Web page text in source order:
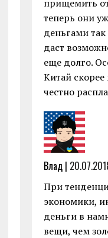
прищемить
теперь они
деньгами так
даст
еще долго.
Китай скорее
честно
Влад |
При
экономики,
деньги в
вещи, чем